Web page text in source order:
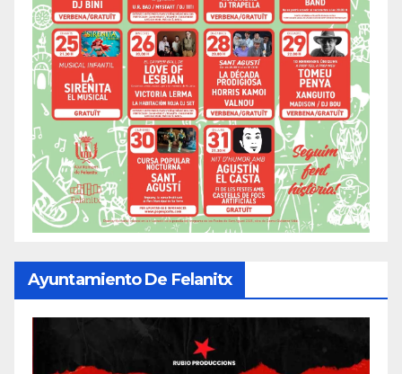
Ayuntamiento De Felanitx